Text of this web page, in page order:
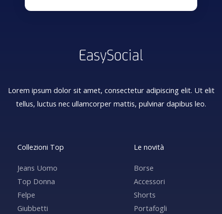
Lorem ipsum dolor sit amet, consectetur adipiscing elit. Ut elit
tellus, luctus nec ullamcorper mattis, pulvinar dapibus leo.
Collezioni Top
Jeans Uomo
Top Donna
Felpe
Giubbetti
Le novità
Borse
Accessori
Shorts
Portafogli